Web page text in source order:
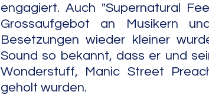
engagiert. Auch "Supernatural
Grossaufgebot an Musikern
Besetzungen wieder kleiner
Sound so bekannt, dass er und
Wonderstuff, Manic Street
geholt wurden.